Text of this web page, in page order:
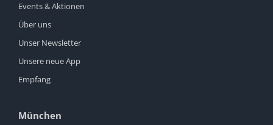
Events & Aktionen
Über uns
Unser Newsletter
Unsere neue App
Empfang
München